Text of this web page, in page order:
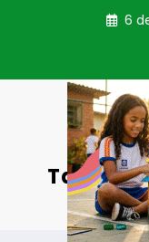
6
Tag:
Página